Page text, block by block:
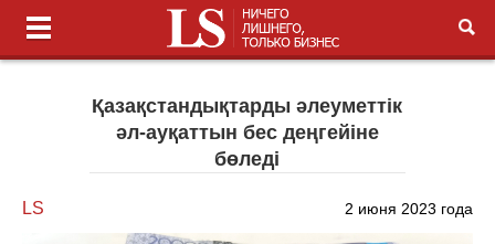
Қазақстандықтарды әлеуметтік
әл-ауқаттын бес деңгейіне
бөледі
LS 2 июня 2023 года